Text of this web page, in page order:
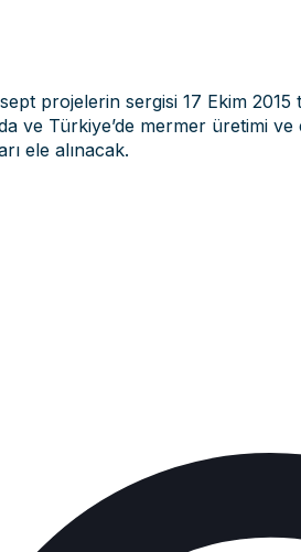
projelerin sergisi 17 Ekim
ve Türkiye’de mermer üretimi
ele alınacak.